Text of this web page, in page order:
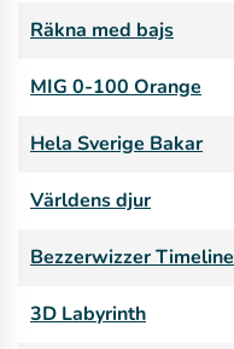
Räkna med bajs
MIG 0-100 Orange
Hela Sverige Bakar
Världens djur
Bezzerwizzer Timeline
3D Labyrinth